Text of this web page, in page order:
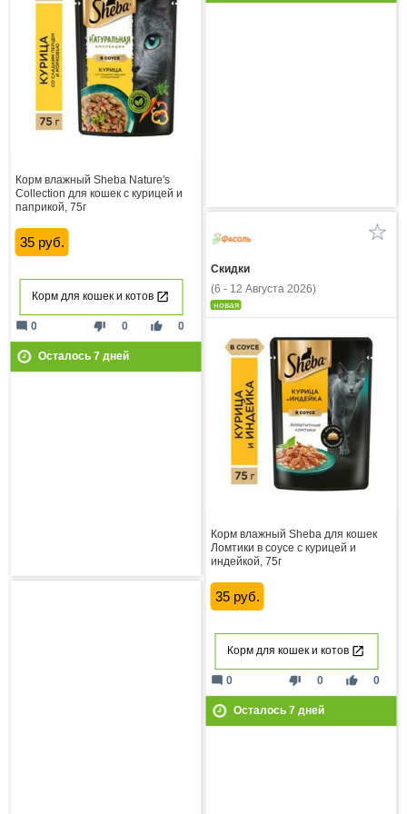
Корм влажный Sheba Nature's
Collection для кошек с курицей и
паприкой, 75г
35 руб.
Корм для кошек и котов
thumb_down 0 thumb_up 0
mode_comment 0
Осталось 7дней
Скидки
(6 - 12 Августа 2026)
новая
Корм влажный Sheba для кошек
Ломтики в соусе с курицей и
индейкой, 75г
35 руб.
Корм для кошек и котов
thumb_down 0 thumb_up 0
mode_comment 0
Осталось 7дней